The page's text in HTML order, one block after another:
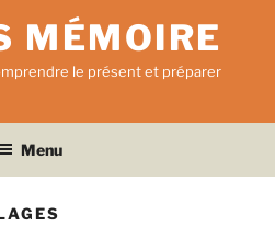
MÉMOIRE
le présent et préparer
Menu